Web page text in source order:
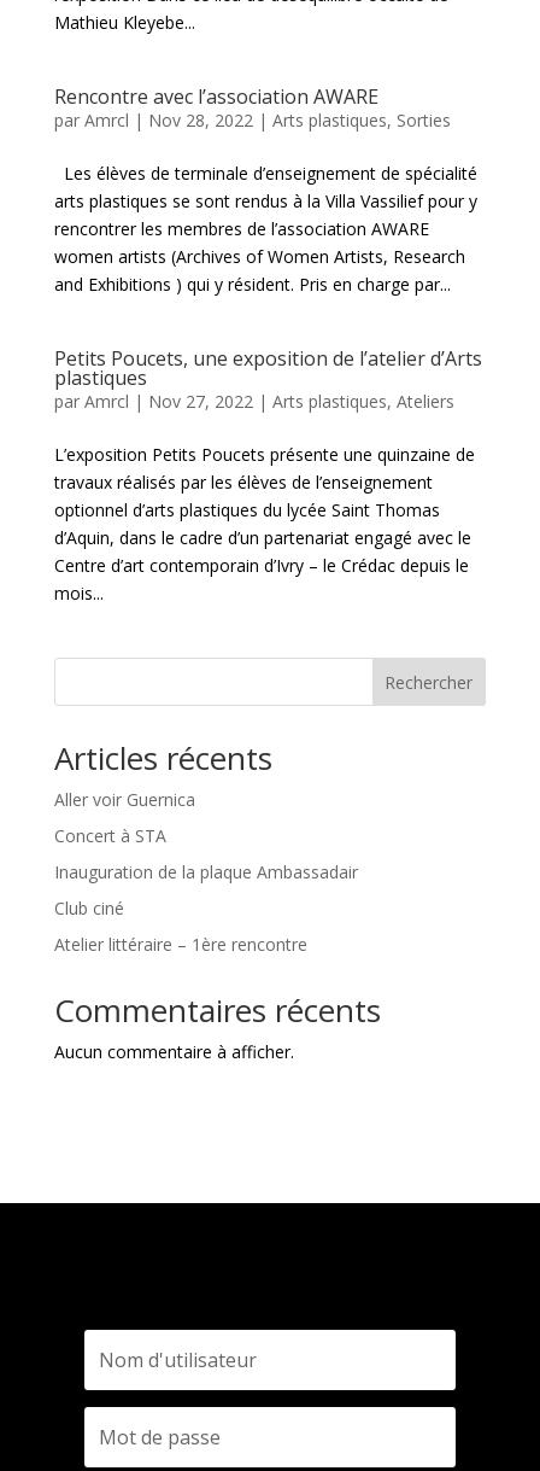
Mathieu Kleyebe...
Rencontre avec l’association AWARE
par Amrcl | Nov 28, 2022| Arts plastiques, Sorties
Les élèves de terminale d’enseignement de spécialité
arts plastiques se sont rendus à la Villa Vassilief pour y
rencontrer les membres de l’association AWARE
women artists (Archives of Women Artists, Research
and Exhibitions ) qui y résident. Pris en charge par...
Petits Poucets, une exposition de l’atelier d’Arts
plastiques
par Amrcl | Nov 27, 2022| Arts plastiques, Ateliers
L’exposition Petits Poucets présente une quinzaine de
travaux réalisés par les élèves de l’enseignement
optionnel d’arts plastiques du lycée Saint Thomas
d’Aquin, dans le cadre d’un partenariat engagé avec le
Centre d’art contemporain d’Ivry – le Crédac depuis le
mois...
Rechercher
Articles récents
Aller voir Guernica
Concert à STA
Inauguration de la plaque Ambassadair
Club ciné
Atelier littéraire – 1ère rencontre
Commentaires récents
Aucun commentaire à afficher.